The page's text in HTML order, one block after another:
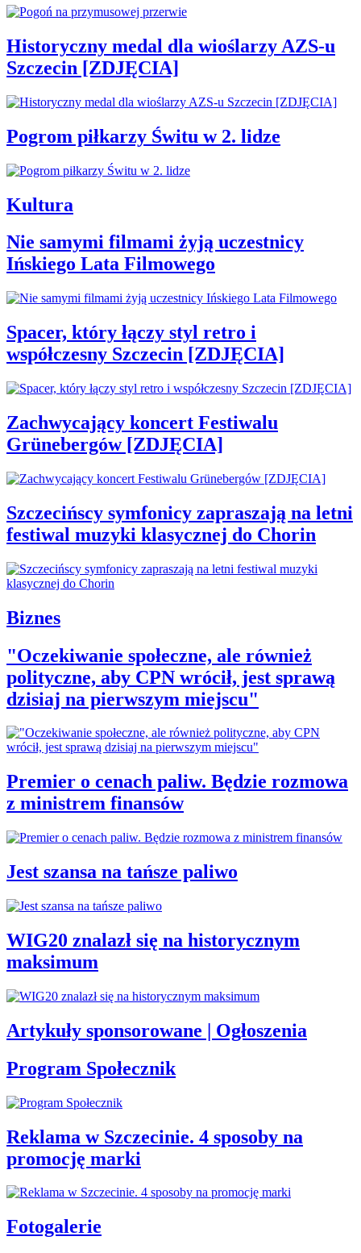
Historyczny medal dla wioślarzy AZS-u
Szczecin [ZDJĘCIA]
Pogrom piłkarzy Świtu w 2. lidze
Kultura
Nie samymi filmami żyją uczestnicy
Ińskiego Lata Filmowego
Spacer, który łączy styl retro i
współczesny Szczecin [ZDJĘCIA]
Zachwycający koncert Festiwalu
Grünebergów [ZDJĘCIA]
Szczecińscy symfonicy zapraszają na letni
festiwal muzyki klasycznej do Chorin
Biznes
"Oczekiwanie społeczne, ale również
polityczne, aby CPN wrócił, jest sprawą
dzisiaj na pierwszym miejscu"
Premier o cenach paliw. Będzie rozmowa
z ministrem finansów
Jest szansa na tańsze paliwo
WIG20 znalazł się na historycznym
maksimum
Artykuły sponsorowane | Ogłoszenia
Program Społecznik
Reklama w Szczecinie. 4 sposoby na
promocję marki
Fotogalerie